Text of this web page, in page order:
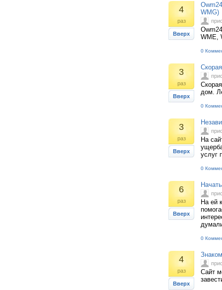
4
раз
Вверх
WMG)
WME,
0
3
раз
Вверх
дом.
0
3
раз
Вверх
На
услуг
0
6
раз
Вверх
На ей
0
4
раз
Вверх
Сайт